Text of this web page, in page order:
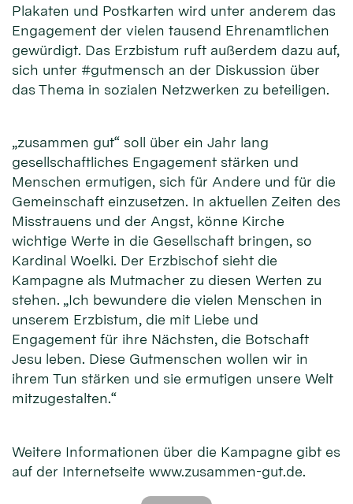
Plakaten und Postkarten wird unter anderem das
Engagement der vielen tausend Ehrenamtlichen
gewürdigt. Das Erzbistum ruft außerdem dazu auf,
sich unter #gutmensch an der Diskussion über
das Thema in sozialen Netzwerken zu beteiligen.
„zusammen gut“ soll über ein Jahr lang
gesellschaftliches Engagement stärken und
Menschen ermutigen, sich für Andere und für die
Gemeinschaft einzusetzen. In aktuellen Zeiten des
Misstrauens und der Angst, könne Kirche
wichtige Werte in die Gesellschaft bringen, so
Kardinal Woelki. Der Erzbischof sieht die
Kampagne als Mutmacher zu diesen Werten zu
stehen. „Ich bewundere die vielen Menschen in
unserem Erzbistum, die mit Liebe und
Engagement für ihre Nächsten, die Botschaft
Jesu leben. Diese Gutmenschen wollen wir in
ihrem Tun stärken und sie ermutigen unsere Welt
mitzugestalten.“
Weitere Informationen über die Kampagne gibt es
auf der Internetseite www.zusammen-gut.de.